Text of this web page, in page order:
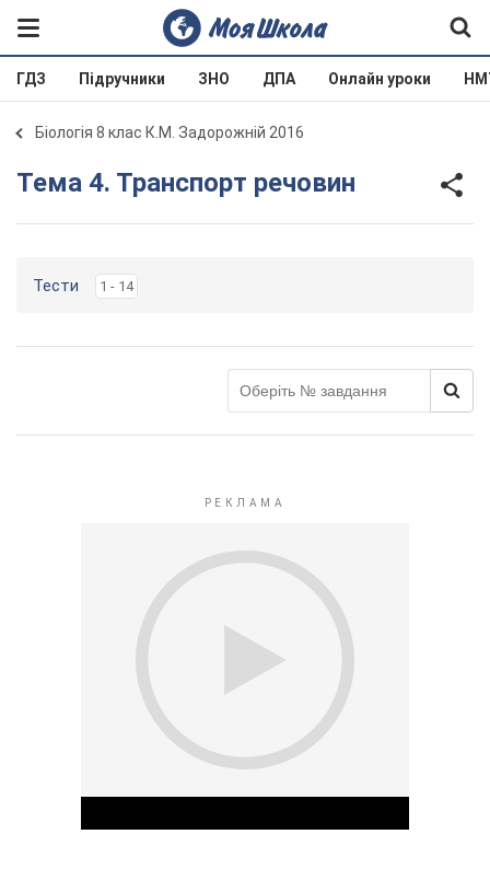
ГДЗ Підручники ЗНО ДПА Онлайн уроки
Біологія 8 клас К.М. Задорожній 2016
Тема 4. Транспорт речовин
Тести 1 - 14